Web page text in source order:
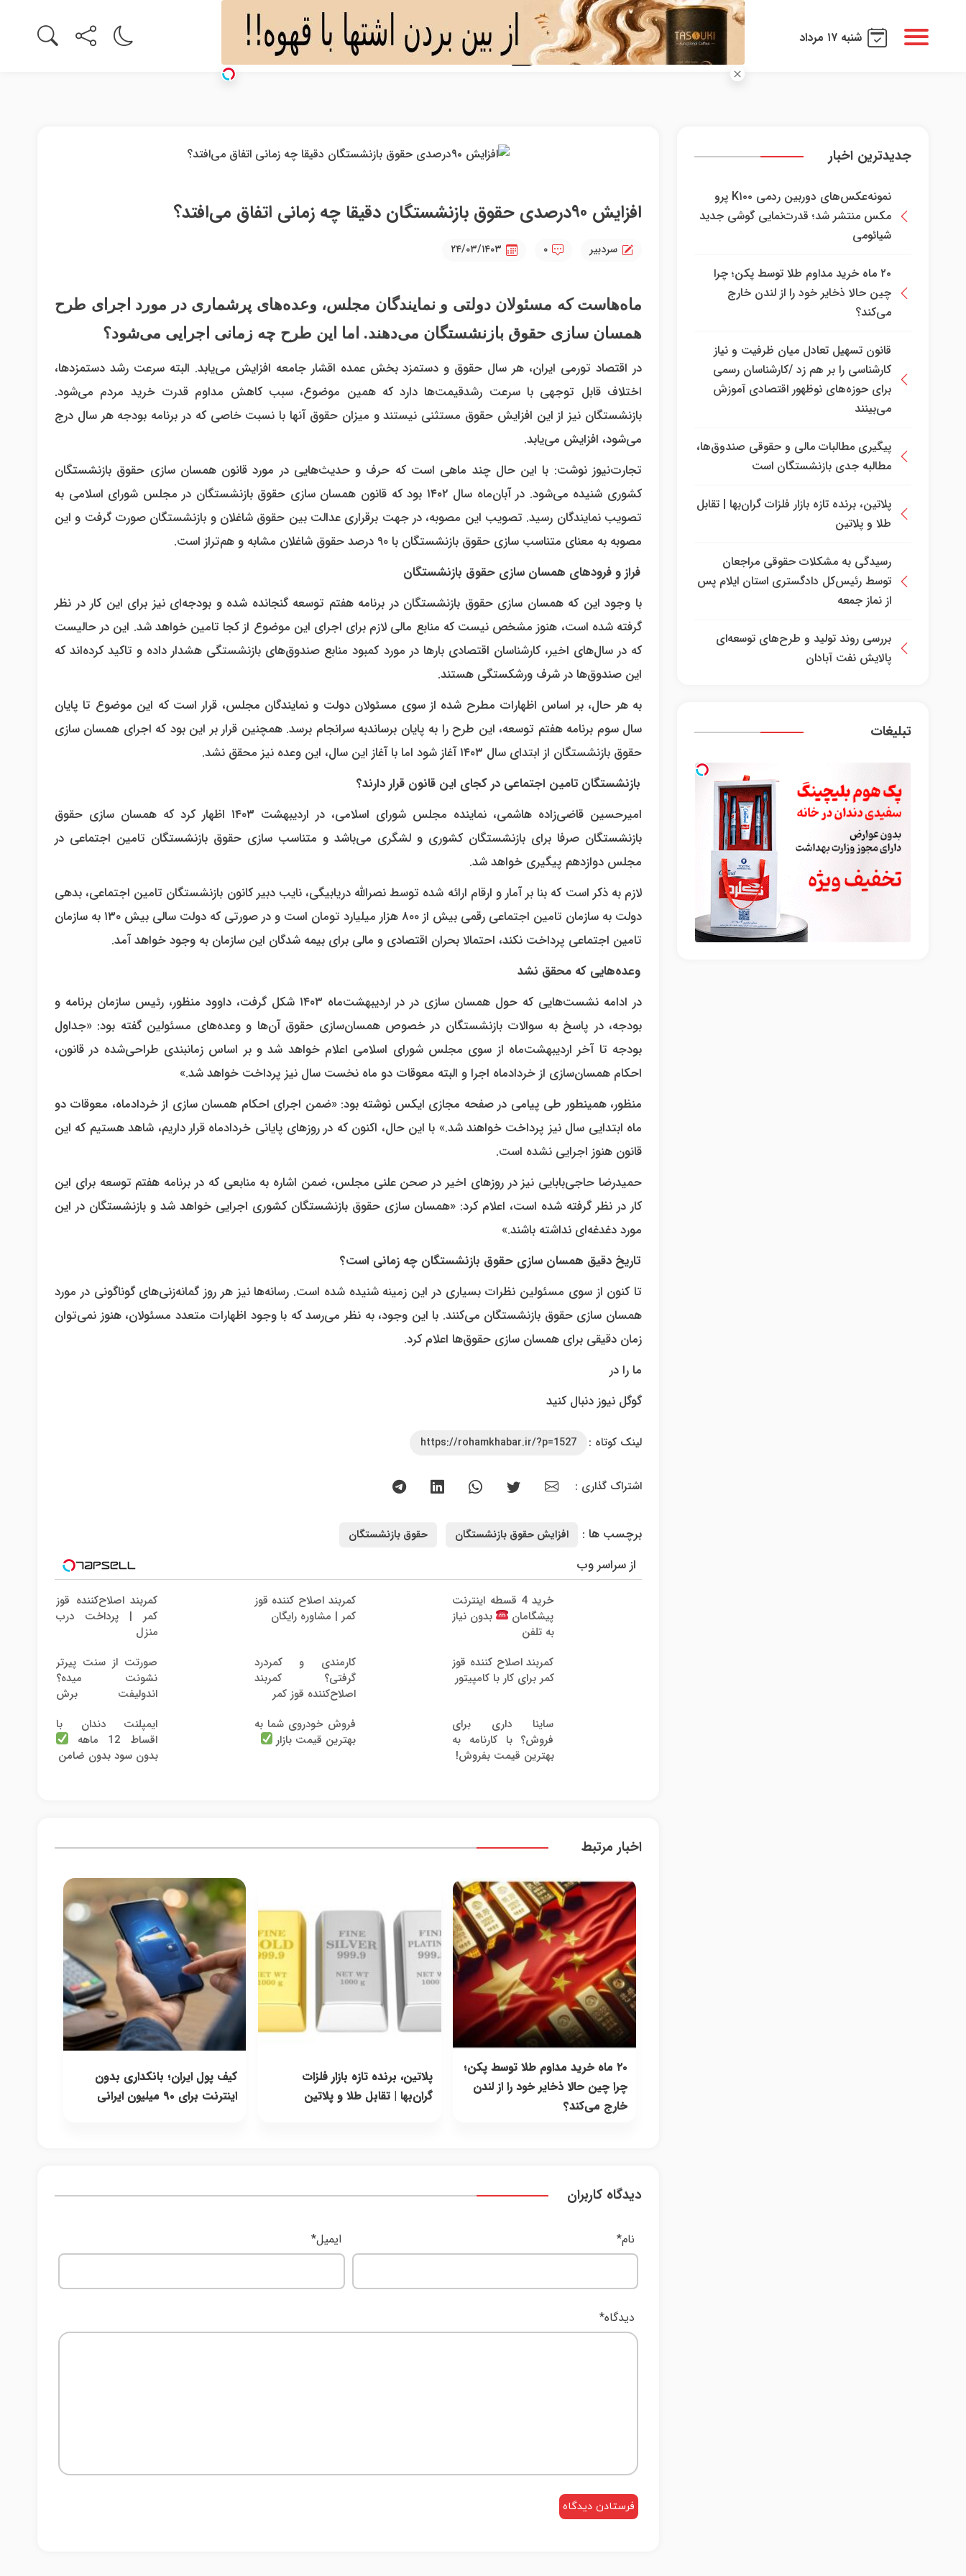
شنبه ۱۷ مرداد
جدیدترین اخبار
نمونه‌عکس‌های دوربین ردمی K۱۰۰ پرو
مکس منتشر شد؛ قدرت‌نمایی گوشی جدید
شیائومی
۲۰ ماه خرید مداوم طلا توسط پکن؛ چرا
چین حالا ذخایر خود را از لندن خارج
می‌کند؟
قانون تسهیل تعادل میان ظرفیت و نیاز
کارشناسی را بر هم زد /کارشناسان رسمی
برای حوزه‌های نوظهور اقتصادی آموزش
می‌بینند
پیگیری مطالبات مالی و حقوقی صندوق‌ها،
مطالبه جدی بازنشستگان است
پلاتین، برنده تازه بازار فلزات گران‌بها | تقابل
طلا و پلاتین
رسیدگی به مشکلات حقوقی مراجعان
توسط رئیس‌کل دادگستری استان ایلام پس
از نماز جمعه
بررسی روند تولید و طرح‌های توسعه‌ای
پالایش نفت آبادان
تبلیغات
افزایش ۹۰‌درصدی حقوق بازنشستگان دقیقا چه زمانی اتفاق می‌افتد؟
سردبیر ۰ ۲۴/۰۳/۱۴۰۳
ماه‌هاست که مسئولان دولتی و نمایندگان مجلس، وعده‌های پرشماری در مورد اجرای طرح
همسان سازی حقوق بازنشستگان می‌دهند. اما این طرح چه زمانی اجرایی می‌شود؟
در اقتصاد تورمی ایران، هر سال حقوق و دستمزد بخش عمده اقشار جامعه افزایش می‌یابد. البته سرعت رشد دستمزدها،
اختلاف قابل توجهی با سرعت رشدقیمت‌ها دارد که همین موضوع، سبب کاهش مداوم قدرت خرید مردم می‌شود.
بازنشستگان نیز از این افزایش حقوق مستثنی نیستند و میزان حقوق آنها با نسبت خاصی که در برنامه بودجه هر سال درج
می‌شود، افزایش می‌یابد.
تجارت‌نیوز نوشت: با این حال چند ماهی است که حرف و حدیث‌هایی در مورد قانون همسان سازی حقوق بازنشستگان
کشوری شنیده می‌شود. در آبان‌ماه سال ۱۴۰۲ بود که قانون همسان سازی حقوق بازنشستگان در مجلس شورای اسلامی به
تصویب نمایندگان رسید. تصویب این مصوبه، در جهت برقراری عدالت بین حقوق شاغلان و بازنشستگان صورت گرفت و این
مصوبه به معنای متناسب سازی حقوق بازنشستگان با ۹۰ درصد حقوق شاغلان مشابه و هم‌تراز است.
فراز و فرودهای همسان سازی حقوق بازنشستگان
با وجود این که همسان سازی حقوق بازنشستگان در برنامه هفتم توسعه گنجانده شده و بودجه‌ای نیز برای این کار در نظر
گرفته شده است، هنوز مشخص نیست که منابع مالی لازم برای اجرای این موضوع از کجا تامین خواهد شد. این در حالیست
که در سال‌های اخیر، کارشناسان اقتصادی بارها در مورد کمبود منابع صندوق‌های بازنشستگی هشدار داده و تاکید کرده‌اند که
این صندوق‌ها در شرف ورشکستگی هستند.
به هر حال، بر اساس اظهارات مطرح شده از سوی مسئولان دولت و نمایندگان مجلس، قرار است که این موضوع تا پایان
سال سوم برنامه هفتم توسعه، این طرح را به پایان برساندبه سرانجام برسد. همچنین قرار بر این بود که اجرای همسان سازی
حقوق بازنشستگان از ابتدای سال ۱۴۰۳ آغاز شود اما با آغاز این سال، این وعده نیز محقق نشد.
بازنشستگان تامین اجتماعی در کجای این قانون قرار دارند؟
امیرحسین قاضی‌زاده هاشمی، نماینده مجلس شورای اسلامی، در اردیبهشت ۱۴۰۳ اظهار کرد که همسان سازی حقوق
بازنشستگان صرفا برای بازنشستگان کشوری و لشگری می‌باشد و متناسب سازی حقوق بازنشستگان تامین اجتماعی در
مجلس دوازدهم پیگیری خواهد شد.
لازم به ذکر است که بنا بر آمار و ارقام ارائه شده توسط نصرالله دریابیگی، نایب دبیر کانون بازنشستگان تامین اجتماعی، بدهی
دولت به سازمان تامین اجتماعی رقمی بیش از ۸۰۰ هزار میلیارد تومان است و در صورتی که دولت سالی بیش ۱۳۰ به سازمان
تامین اجتماعی پرداخت نکند، احتمالا بحران اقتصادی و مالی برای بیمه شدگان این سازمان به وجود خواهد آمد.
وعده‌هایی که محقق نشد
در ادامه نشست‌هایی که حول همسان سازی در در اردیبهشت‌ماه ۱۴۰۳ شکل گرفت، داوود منظور، رئیس سازمان برنامه و
بودجه، در پاسخ به سوالات بازنشستگان در خصوص همسان‌سازی حقوق آن‌ها و وعده‌های مسئولین گفته بود: «جداول
بودجه تا آخر اردیبهشت‌ماه از سوی مجلس شورای اسلامی اعلام خواهد شد و بر اساس زمانبندی طراحی‌شده در قانون،
احکام همسان‌سازی از خردادماه اجرا و البته معوقات دو ماه نخست سال نیز پرداخت خواهد شد.»
منظور، همینطور طی پیامی در صفحه مجازی ایکس نوشته بود: «ضمن اجرای احکام همسان سازی از خردادماه، معوقات دو
ماه ابتدایی سال نیز پرداخت خواهند شد.» با این حال، اکنون که در روزهای پایانی خردادماه قرار داریم، شاهد هستیم که این
قانون هنوز اجرایی نشده است.
حمیدرضا حاجی‌بابایی نیز در روزهای اخیر در صحن علنی مجلس، ضمن اشاره به منابعی که در برنامه هفتم توسعه برای این
کار در نظر گرفته شده است، اعلام کرد: «همسان سازی حقوق بازنشستگان کشوری اجرایی خواهد شد و بازنشستگان در این
مورد دغدغه‌ای نداشته باشند.»
تاریخ دقیق همسان سازی حقوق بازنشستگان چه زمانی است؟
تا کنون از سوی مسئولین نظرات بسیاری در این زمینه شنیده شده است. رسانه‌ها نیز هر روز گمانه‌زنی‌های گوناگونی در مورد
همسان سازی حقوق بازنشستگان می‌کنند. با این وجود، به نظر می‌رسد که با وجود اظهارات متعدد مسئولان، هنوز نمی‌توان
زمان دقیقی برای همسان سازی حقوق‌ها اعلام کرد.
ما را در
گوگل نیوز دنبال کنید
لینک کوتاه : https://rohamkhabar.ir/?p=1527
اشتراک گذاری :
برچسب ها : افزایش حقوق بازنشستگان حقوق بازنشستگان
از سراسر وب
خرید 4 قسطه اینترنت
پیشگامان
بدون نیاز
به تلفن
کمربند اصلاح کننده قوز
کمر | مشاوره رایگان
کمربند اصلاح‌کننده قوز
کمر | پرداخت درب
منزل
کمربند اصلاح کننده قوز
کمر برای کار با کامپیتور
کارمندی و کمردرد
گرفتی؟ کمربند
اصلاح‌کننده قوز کمر
صورتت از سنت پیرتر
نشونت میده؟
اندولیفت برش
ساینا داری برای
فروش؟ با کارنامه به
بهترین قیمت بفروش!
فروش خودروی شما به
بهترین قیمت بازار
ایمپلنت دندان با
اقساط 12 ماهه
بدون سود بدون ضامن
اخبار مرتبط
۲۰ ماه خرید مداوم طلا توسط پکن؛
چرا چین حالا ذخایر خود را از لندن
خارج می‌کند؟
پلاتین، برنده تازه بازار فلزات
گران‌بها | تقابل طلا و پلاتین
کیف پول ایران؛ بانکداری بدون
اینترنت برای ۹۰ میلیون ایرانی
دیدگاه کاربران
دیدگاه*
نام* ایمیل*